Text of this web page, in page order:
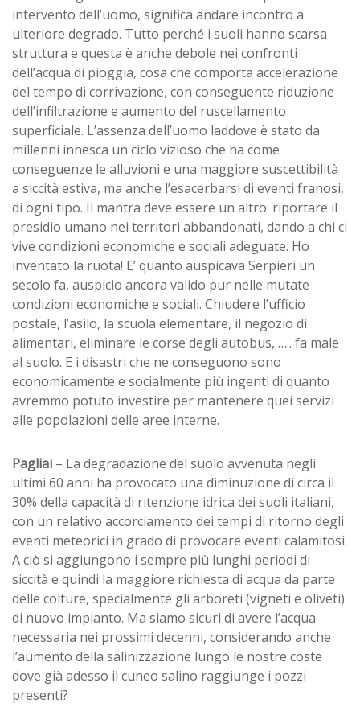
intervento dell’uomo, significa andare incontro a
ulteriore degrado. Tutto perché i suoli hanno scarsa
struttura e questa è anche debole nei confronti
dell’acqua di pioggia, cosa che comporta accelerazione
del tempo di corrivazione, con conseguente riduzione
dell’infiltrazione e aumento del ruscellamento
superficiale. L’assenza dell’uomo laddove è stato da
millenni innesca un ciclo vizioso che ha come
conseguenze le alluvioni e una maggiore suscettibilità
a siccità estiva, ma anche l’esacerbarsi di eventi franosi,
di ogni tipo. Il mantra deve essere un altro: riportare il
presidio umano nei territori abbandonati, dando a chi ci
vive condizioni economiche e sociali adeguate. Ho
inventato la ruota! E’ quanto auspicava Serpieri un
secolo fa, auspicio ancora valido pur nelle mutate
condizioni economiche e sociali. Chiudere l’ufficio
postale, l’asilo, la scuola elementare, il negozio di
alimentari, eliminare le corse degli autobus, ….. fa male
al suolo. E i disastri che ne conseguono sono
economicamente e socialmente più ingenti di quanto
avremmo potuto investire per mantenere quei servizi
alle popolazioni delle aree interne.
Pagliai – La degradazione del suolo avvenuta negli
ultimi 60 anni ha provocato una diminuzione di circa il
30% della capacità di ritenzione idrica dei suoli italiani,
con un relativo accorciamento dei tempi di ritorno degli
eventi meteorici in grado di provocare eventi calamitosi.
A ciò si aggiungono i sempre più lunghi periodi di
siccità e quindi la maggiore richiesta di acqua da parte
delle colture, specialmente gli arboreti (vigneti e oliveti)
di nuovo impianto. Ma siamo sicuri di avere l’acqua
necessaria nei prossimi decenni, considerando anche
l’aumento della salinizzazione lungo le nostre coste
dove già adesso il cuneo salino raggiunge i pozzi
presenti?